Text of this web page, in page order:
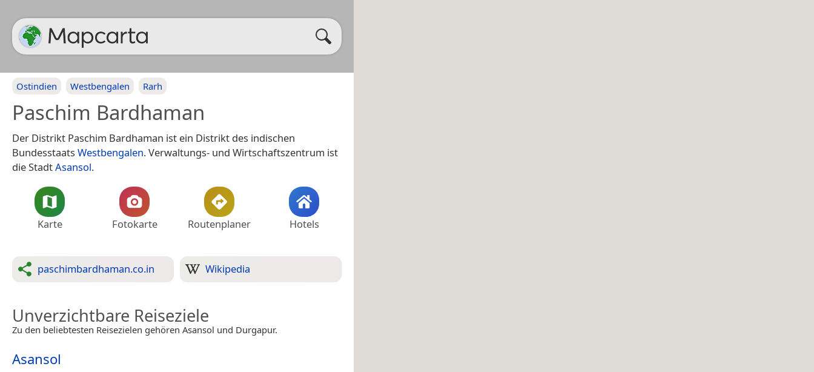
Ostindien Westbengalen Rarh
Paschim Bardhaman
Der Distrikt Paschim Bardhaman ist ein Distrikt des indischen
Bundesstaats Westbengalen. Verwaltungs- und Wirtschaftszentrum ist
die StadtAsansol.
Karte Fotokarte Routenplaner Hotels
paschimbardhaman.co.in Wikipedia
Unverzichtbare Reiseziele
Zu den beliebtesten Reisezielen gehören Asansol und Durgapur.
Asansol